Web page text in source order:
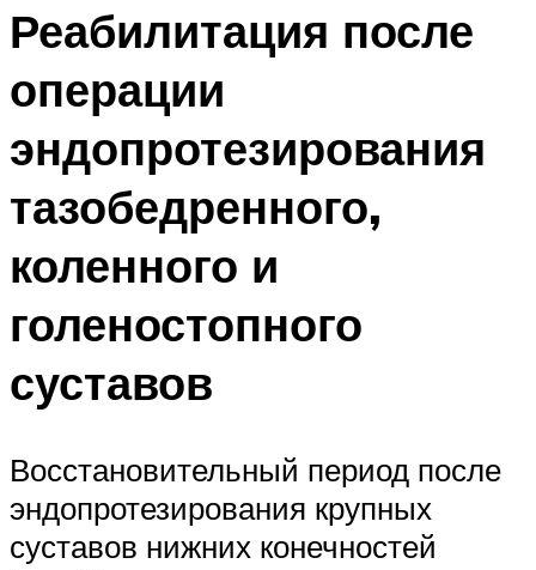
Реабилитация после
операции
эндопротезирования
тазобедренного,
коленного и
голеностопного
суставов
Восстановительный период после
эндопротезирования крупных
суставов нижних конечностей